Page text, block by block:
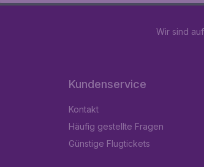
Wir sind
Kundenservice
Kontakt
Häufig gestellte Fragen
Günstige Flugtickets